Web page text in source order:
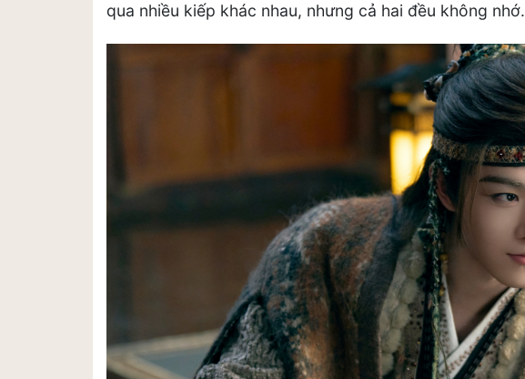
qua nhiều kiếp khác nhau, nhưng cả hai đều không nhớ.